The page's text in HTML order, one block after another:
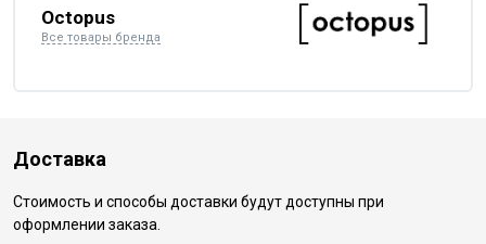
Octopus
Все товары бренда
Доставка
Стоимость и способы доставки будут доступны при
оформлении заказа.